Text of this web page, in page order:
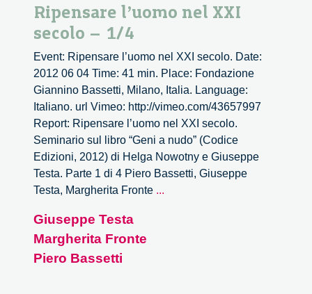
Ripensare l’uomo nel XXI
secolo – 1/4
Event: Ripensare l’uomo nel XXI secolo. Date:
2012 06 04 Time: 41 min. Place: Fondazione
Giannino Bassetti, Milano, Italia. Language:
Italiano. url Vimeo: http://vimeo.com/43657997
Report: Ripensare l’uomo nel XXI secolo.
Seminario sul libro “Geni a nudo” (Codice
Edizioni, 2012) di Helga Nowotny e Giuseppe
Testa. Parte 1 di 4 Piero Bassetti, Giuseppe
Testa, Margherita Fronte ...
Giuseppe Testa
Margherita Fronte
Piero Bassetti